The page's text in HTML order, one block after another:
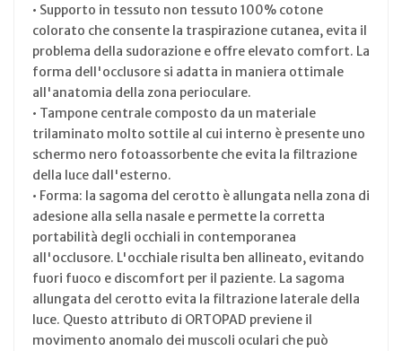
• Supporto in tessuto non tessuto 100% cotone
colorato che consente la traspirazione cutanea, evita il
problema della sudorazione e offre elevato comfort. La
forma dell'occlusore si adatta in maniera ottimale
all'anatomia della zona perioculare.
• Tampone centrale composto da un materiale
trilaminato molto sottile al cui interno è presente uno
schermo nero fotoassorbente che evita la filtrazione
della luce dall'esterno.
• Forma: la sagoma del cerotto è allungata nella zona di
adesione alla sella nasale e permette la corretta
portabilità degli occhiali in contemporanea
all'occlusore. L'occhiale risulta ben allineato, evitando
fuori fuoco e discomfort per il paziente. La sagoma
allungata del cerotto evita la filtrazione laterale della
luce. Questo attributo di ORTOPAD previene il
movimento anomalo dei muscoli oculari che può